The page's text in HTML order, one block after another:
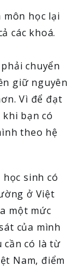
môn học lại
các khoá.
chuyển
giữ nguyên
Vì để đạt
bạn có
theo hệ
sinh có
ở Việt
một mức
của mình
cần có là từ
Nam, điểm